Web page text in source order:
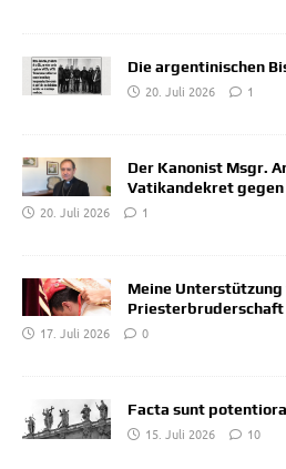
Die argentinischen
20. Juli 2026
1
Der Kanonist Msgr.
Vatikandekret
20. Juli 2026
1
Meine
Priesterbruderschaft
17. Juli 2026
0
Facta sunt
15. Juli 2026
10